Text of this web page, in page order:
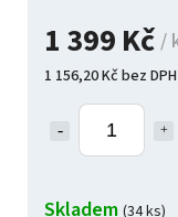
1 399 Kč/
1 156,20 Kč bez DPH
Skladem (34 ks)